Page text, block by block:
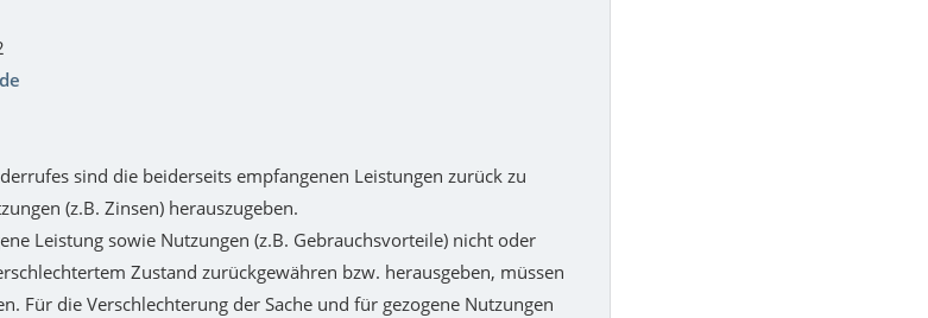
sind die beiderseits empfangenen Leistungen zurück zu
(z.B. Zinsen) herauszugeben.
Leistung sowie Nutzungen (z.B. Gebrauchsvorteile) nicht oder
Zustand zurückgewähren bzw. herausgeben, müssen
Für die Verschlechterung der Sache und für gezogene Nutzungen